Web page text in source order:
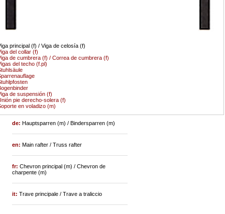
principal (f) / Viga de celosía (f)
del collar (f)
de cumbrera (f) / Correa de cumbrera (f)
del techo (f.pl)
de suspensión (f)
pie derecho-solera (f)
en voladizo (m)
de: Hauptsparren (m) / Bindersparren (m)
en: Main rafter / Truss rafter
fr:Chevron principal (m) / Chevron de
charpente (m)
it:Trave principale / Trave a traliccio